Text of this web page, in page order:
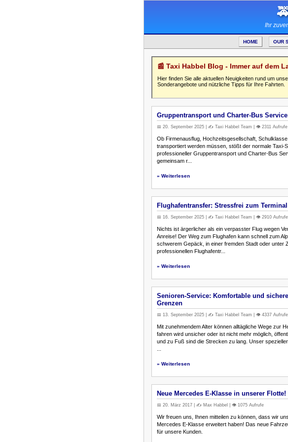
Ihr
HOME OUR
📰 Taxi Habbel Blog - Immer auf dem
Hier finden Sie alle aktuellen Neuigkeiten rund um
Sonderangebote und nützliche Tipps für Ihre Fahrten.
Gruppentransport und Charter-Bus
📅 20. September 2025 | ✍️ Taxi Habbel Team | 👁️ 2311 Aufrufe
Ob Firmenausflug, Hochzeitsgesellschaft,
transportiert werden müssen, stößt der normale Taxi-
professioneller Gruppentransport und Charter-Bus
gemeinsam r...
» Weiterlesen
Flughafentransfer: Stressfrei zum
📅 16. September 2025 | ✍️ Taxi Habbel Team | 👁️ 2910 Aufrufe
Nichts ist ärgerlicher als ein verpasster Flug wegen
Anreise! Der Weg zum Flughafen kann schnell zum
schwerem Gepäck, in einer fremden Stadt oder unter
professionellen Flughafentr...
» Weiterlesen
Senioren-Service: Komfortable und
Grenzen
📅 13. September 2025 | ✍️ Taxi Habbel Team | 👁️ 4337 Aufrufe
Mit zunehmendem Alter können alltägliche Wege zur
fahren wird unsicher oder ist nicht mehr möglich,
und zu Fuß sind die Strecken zu lang. Unser
» Weiterlesen
Neue Mercedes E-Klasse in unserer Flotte!
📅 20. März 2017 | ✍️ Max Habbel | 👁️ 1075 Aufrufe
Wir freuen uns, Ihnen mitteilen zu können, dass wir
Mercedes E-Klasse erweitert haben! Das neue
für unsere Kunden.